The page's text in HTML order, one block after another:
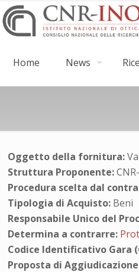
Home News
Oggetto della fornitura:
Struttura Proponente:
Procedura scelta dal
Tipologia di Acquisto: Beni
Responsabile Unico del
Determina a contrarre:
Codice Identificativo Gara
Proposta di Aggiudicazione